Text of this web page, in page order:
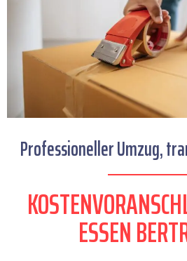
Professioneller Umzug,
ESSEN